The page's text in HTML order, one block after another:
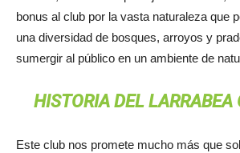
bonus al club por la vasta naturaleza que
una diversidad de bosques, arroyos y
sumergir al público en un ambiente de
HISTORIA DEL LARRABEA
Este club nos promete mucho más que